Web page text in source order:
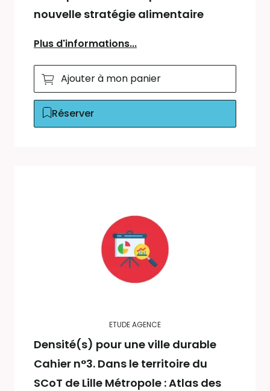
nouvelle stratégie alimentaire
Plus d'informations...
Ajouter à mon panier
Réserver
ETUDE AGENCE
Densité(s) pour une ville durable
Cahier n°3. Dans le territoire du
SCoT de Lille Métropole : Atlas des